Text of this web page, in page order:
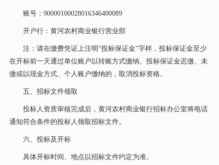
账号： 90000100028016346400089
开户行：黄河农村商业银行营业部
注：请在缴费凭证上注明“投标保证金”字样，投标保证金至少
在开标前一天通过单位账户以转账方式缴纳。投标保证金迟缴、未
缴或以现金方式、个人账户缴纳的，取消投标资格。
五、招标文件领取
投标人资质审核完成后，黄河农村商业银行招标办公室将电话
通知符合条件的投标人领取招标文件。
六、投标及开标
具体开标时间、地点以招标文件约定为准。